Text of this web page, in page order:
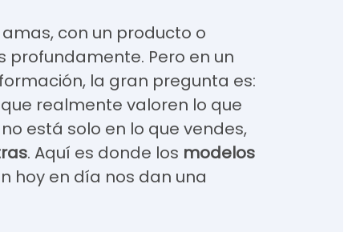
con un producto o
profundamente. Pero en un
la gran pregunta es:
realmente valoren lo que
está solo en lo que vendes,
. Aquí es donde los modelos
hoy en día nos dan una